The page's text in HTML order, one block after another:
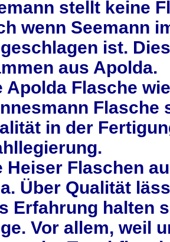
stellt keine
wenn Seemann
ist.
aus Apolda.
Apolda Flasche
Flasche
in der
Heiser Flaschen
Über Qualität
Erfahrung halten
Vor allem, weil